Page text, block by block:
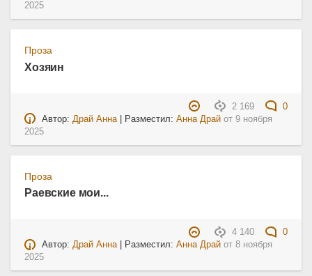
2025
Проза
Хозяин
2 169
0
Автор: Драй Анна | Разместил:Анна Драй от9 ноября
2025
Проза
Раевские мои...
4 140
0
Автор:Драй Анна| Разместил:Анна Драй от8 ноября
2025